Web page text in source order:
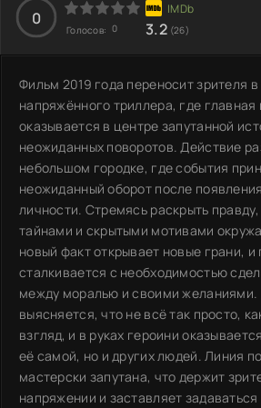
0
Голосов: 0 3.2 (26)
Фильм 2019 года переносит зрителя
напряжённого триллера, где главная
оказывается в центре запутанной
неожиданных поворотов. Действие
небольшом городке, где события
неожиданный оборот после
личности. Стремясь раскрыть
тайнами и скрытыми мотивами
новый факт открывает новые грани, и
сталкивается с необходимостью
между моралью и своими желаниями.
выясняется, что не всё так просто,
взгляд, и в руках героини
её самой, но и других людей. Линия
мастерски запутана, что держит
напряжении и заставляет